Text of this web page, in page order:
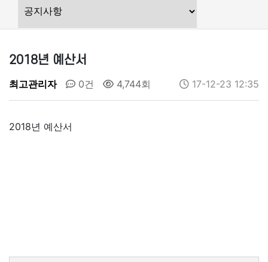
2018년 예산서
최고관리자 0건 4,744회 17-12-23 12:35
2018년 예산서